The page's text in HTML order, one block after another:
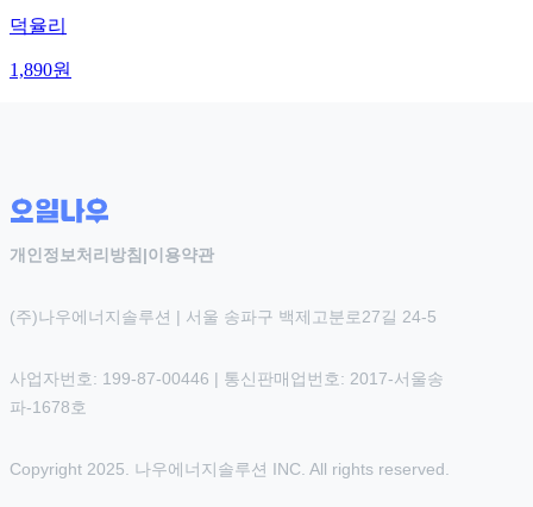
덕율리
1,890원
개인정보처리방침 |이용약관
(주)나우에너지솔루션 | 서울 송파구 백제고분로27길 24-5
사업자번호: 199-87-00446 | 통신판매업번호: 2017-서울송
파-1678호
Copyright 2025. 나우에너지솔루션 INC. All rights reserved.